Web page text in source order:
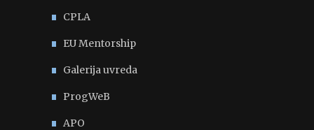
CPLA
EU Mentorship
Galerija uvreda
ProgWeB
APO